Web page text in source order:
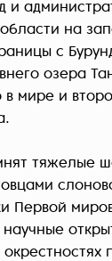
и
на
с
озера
в мире и
тяжелые
Первой